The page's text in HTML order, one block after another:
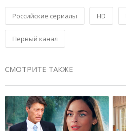
Российские сериалы HD
Первый канал
СМОТРИТЕ ТАКЖЕ